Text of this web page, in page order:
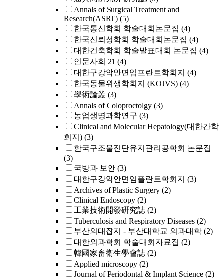
Annals of Surgical Treatment and
Research(ASRT) (5)
한국통신학회 학술대회논문집 (4)
한국신뢰성학회 학술대회논문집 (4)
대한건축학회 학술발표대회 논문집 (4)
인문사회 21 (4)
대한구강악안면임프란트학회지 (4)
한국동물위생학회지 (KOJVS) (4)
學術論叢 (3)
Annals of Coloproctolgy (3)
농업생명과학연구 (3)
Clinical and Molecular Hepatology(대한간학
회지) (3)
한국구조물진단유지관리공학회 논문집
(3)
국방과 보안 (3)
대한구강악안면임플란트학회지 (3)
Archives of Plastic Surgery (2)
Clinical Endoscopy (2)
工業技術開發硏究誌 (2)
Tuberculosis and Respiratory Diseases (2)
부산의대잡지 - 부산대학교 의과대학 (2)
대한외과학회 학술대회자료집 (2)
韓國家畜衛生學會誌 (2)
Applied microscopy (2)
Journal of Periodontal & Implant Science (2)